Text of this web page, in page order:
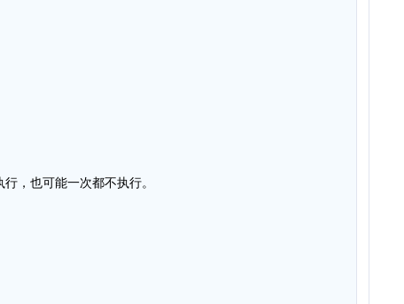
，也可能一次都不执行。